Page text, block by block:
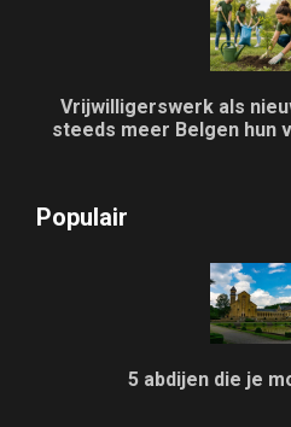
Vrijwilligerswerk als
steeds meer Belgen hun
Populair
5 abdijen die je